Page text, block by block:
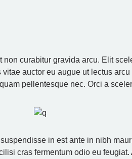
curabitur gravida arcu. Elit
auctor eu augue ut lectus
pellentesque nec. Orci a
in est ante in nibh
cras fermentum odio eu